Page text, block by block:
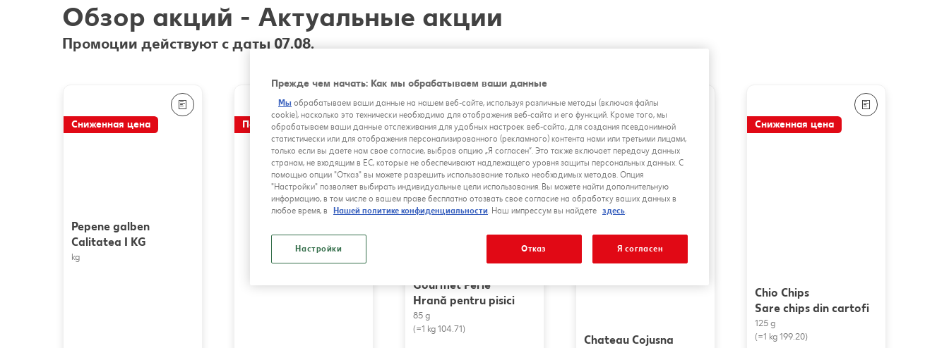
Обзор акций - Актуальные акции
Промоции действуют с даты 07.08.
Сниженная цена
Pepene galben
Calitatea I KG
kg
Полцены Полцены
Gourmet Perle
Hrană pentru pisici
85 g
(=1 kg 104.71)
Сниженная цена
Chateau Cojusna
Сниженная цена
Chio Chips
Sare chips din cartofi
125 g
(=1 kg 199.20)
Прежде чем начать: Как мы обрабатываем ваши данные
Мы обрабатываем ваши данные на нашем веб-сайте, используя различные методы (включая файлы
cookie), насколько это технически необходимо для отображения веб-сайта и его функций. Кроме того, мы
обрабатываем ваши данные отслеживания для удобных настроек веб-сайта, для создания псевдонимной
статистически или для отображения персонализированного (рекламного) контента нами или третьими лицами,
только если вы даете нам свое согласие, выбрав опцию „Я согласен”. Это также включает передачу данных
странам, не входящим в ЕС, которые не обеспечивают надлежащего уровня защиты персональных данных. С
помощью опции "Отказ" вы можете разрешить использование только необходимых методов. Опция
"Настройки" позволяет выбирать индивидуальные цели использования. Вы можете найти дополнительную
информацию, в том числе о вашем праве бесплатно отозвать свое согласие на обработку ваших данных в
любое время, в
Нашей политике конфиденциальности. Наш импрессум вы найдете здесь.
Настройки Отказ Я согласен